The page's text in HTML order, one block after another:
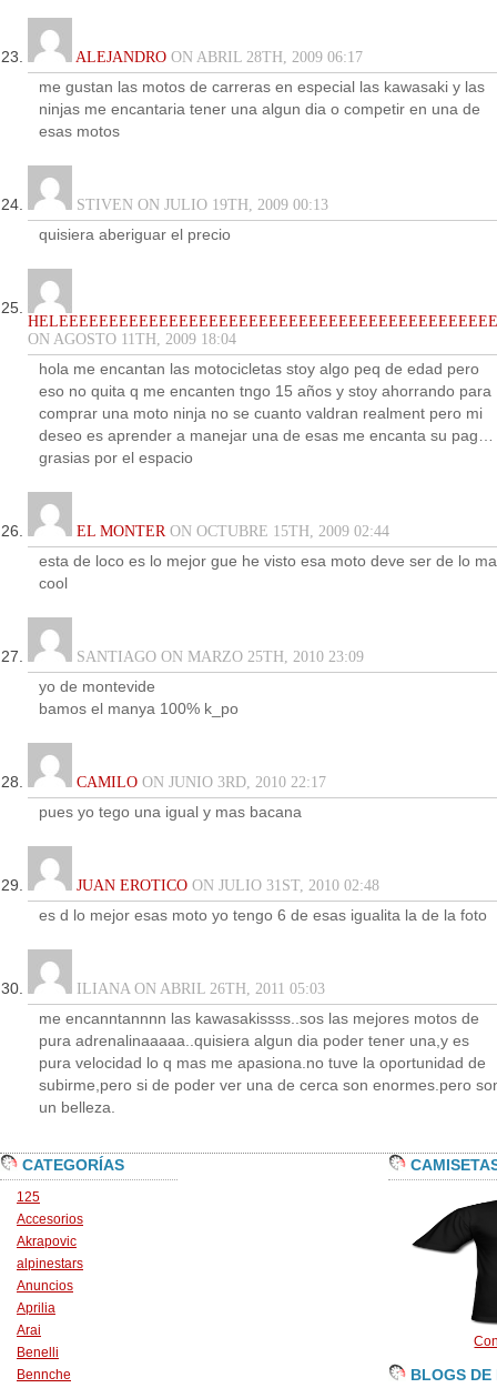
ALEJANDRO ON ABRIL 28TH, 2009 06:17
me gustan las motos de carreras en especial las kawasaki y las
ninjas me encantaria tener una algun dia o competir en una de
esas motos
STIVEN ON JULIO 19TH, 2009 00:13
quisiera aberiguar el precio
ON AGOSTO 11TH, 2009 18:04
hola me encantan las motocicletas stoy algo peq de edad pero
eso no quita q me encanten tngo 15 años y stoy ahorrando para
comprar una moto ninja no se cuanto valdran realment pero mi
deseo es aprender a manejar una de esas me encanta su pag…
grasias por el espacio
EL MONTERON OCTUBRE 15TH, 2009 02:44
esta de loco es lo mejor gue he visto esa moto deve ser de lo
cool
SANTIAGO ON MARZO 25TH, 2010 23:09
yo de montevide
bamos el manya 100% k_po
CAMILO ON JUNIO 3RD, 2010 22:17
pues yo tego una igual y mas bacana
JUAN EROTICO ON JULIO 31ST, 2010 02:48
es d lo mejor esas moto yo tengo 6 de esas igualita la de la foto
ILIANA ON ABRIL 26TH, 2011 05:03
me encanntannnn las kawasakissss..sos las mejores motos de
pura adrenalinaaaaa..quisiera algun dia poder tener una,y es
pura velocidad lo q mas me apasiona.no tuve la oportunidad de
subirme,pero si de poder ver una de cerca son enormes.pero
un belleza.
CATEGORÍAS
125
Accesorios
Akrapovic
alpinestars
Anuncios
Aprilia
Arai
Benelli
Bennche
BLOGS DE